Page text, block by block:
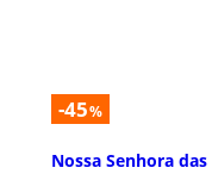
-45%
Nossa Senhora